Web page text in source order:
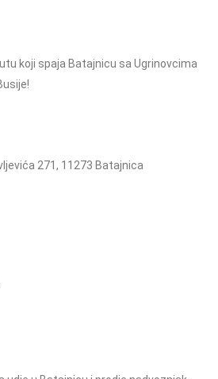
koji spaja Batajnicu sa Ugrinovcima
271, 11273 Batajnica